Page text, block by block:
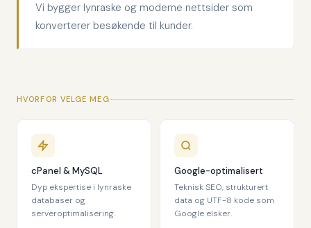
Vi bygger lynraske og moderne nettsider som
konverterer besøkende til kunder.
HVORFOR VELGE MEG
cPanel & MySQL
Dyp ekspertise i lynraske
databaser og
serveroptimalisering.
Google-optimalisert
Teknisk SEO, strukturert
data og UTF-8 kode som
Google elsker.